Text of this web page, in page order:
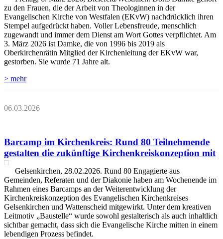
zu den Frauen, die der Arbeit von Theologinnen in der
Evangelischen Kirche von Westfalen (EKvW) nachdrücklich ihren
Stempel aufgedrückt haben. Voller Lebensfreude, menschlich
zugewandt und immer dem Dienst am Wort Gottes verpflichtet. Am
3. März 2026 ist Damke, die von 1996 bis 2019 als
Oberkirchenrätin Mitglied der Kirchenleitung der EKvW war,
gestorben. Sie wurde 71 Jahre alt.
> mehr
06.03.2026
Barcamp im Kirchenkreis: Rund 80 Teilnehmende
gestalten die zukünftige Kirchenkreiskonzeption mit
Gelsenkirchen, 28.02.2026. Rund 80 Engagierte aus
Gemeinden, Referaten und der Diakonie haben am Wochenende im
Rahmen eines Barcamps an der Weiterentwicklung der
Kirchenkreiskonzeption des Evangelischen Kirchenkreises
Gelsenkirchen und Wattenscheid mitgewirkt. Unter dem kreativen
Leitmotiv „Baustelle“ wurde sowohl gestalterisch als auch inhaltlich
sichtbar gemacht, dass sich die Evangelische Kirche mitten in einem
lebendigen Prozess befindet.